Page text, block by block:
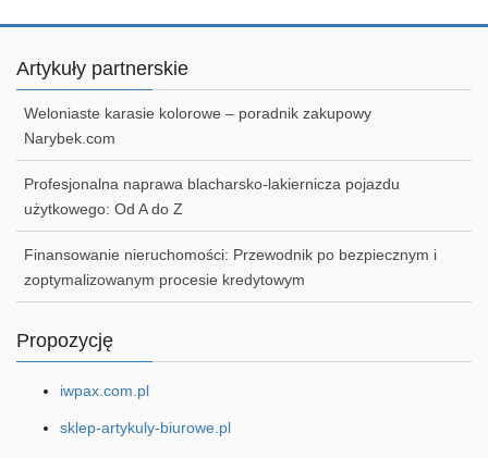
Artykuły partnerskie
Weloniaste karasie kolorowe – poradnik zakupowy
Narybek.com
Profesjonalna naprawa blacharsko-lakiernicza pojazdu
użytkowego: Od A do Z
Finansowanie nieruchomości: Przewodnik po bezpiecznym i
zoptymalizowanym procesie kredytowym
Propozycję
iwpax.com.pl
sklep-artykuly-biurowe.pl